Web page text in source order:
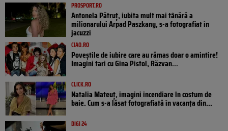
PROSPORT.RO
Antonela Pătruț, iubita mult mai tânără a
milionarului Arpad Paszkany, s-a fotografiat în
jacuzzi
CIAO.RO
Poveştile de iubire care au rămas doar o amintire!
Imagini tari cu Gina Pistol, Răzvan...
CLICK.RO
Natalia Mateuț, imagini incendiare în costum de
baie. Cum s-a lăsat fotografiată în vacanța din...
DIGI 24